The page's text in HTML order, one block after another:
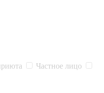
Частное лицо